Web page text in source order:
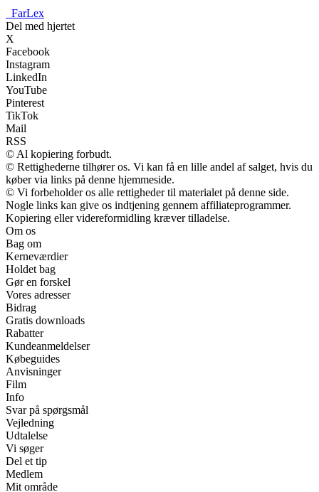
FarLex
Del med hjertet
X
Facebook
Instagram
LinkedIn
YouTube
Pinterest
TikTok
Mail
RSS
© Al kopiering forbudt.
© Rettighederne tilhører os. Vi kan få en lille andel af salget, hvis du
køber via links på denne hjemmeside.
© Vi forbeholder os alle rettigheder til materialet på denne side.
Nogle links kan give os indtjening gennem affiliateprogrammer.
Kopiering eller videreformidling kræver tilladelse.
Om os
Bag om
Kerneværdier
Holdet bag
Gør en forskel
Vores adresser
Bidrag
Gratis downloads
Rabatter
Kundeanmeldelser
Købeguides
Anvisninger
Film
Info
Svar på spørgsmål
Vejledning
Udtalelse
Vi søger
Del et tip
Medlem
Mit område